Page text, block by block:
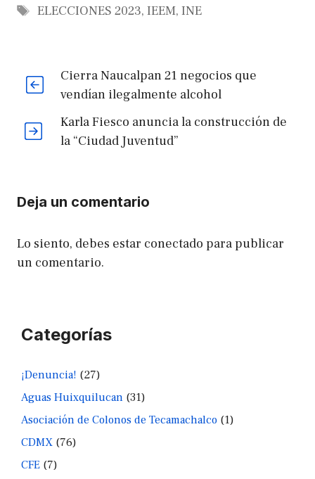
Etiquetas
ELECCIONES 2023, IEEM, INE
Cierra Naucalpan 21 negocios que
vendían ilegalmente alcohol
Karla Fiesco anuncia la construcción de
la “Ciudad Juventud”
Deja un comentario
Lo siento, debes estar conectado para publicar
un comentario.
Categorías
¡Denuncia! (27)
Aguas Huixquilucan (31)
Asociación de Colonos de Tecamachalco (1)
CDMX (76)
CFE (7)